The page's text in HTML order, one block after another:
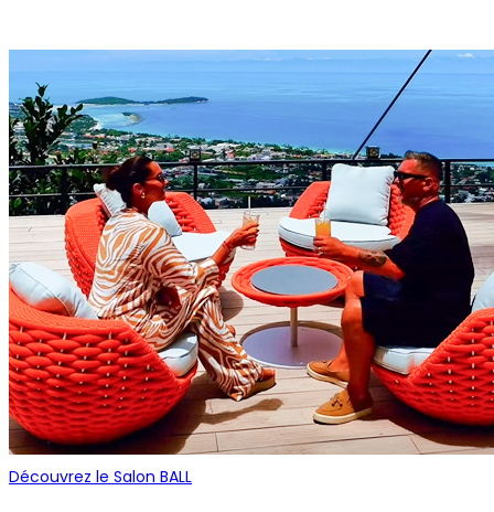
Découvrez le Salon BALL